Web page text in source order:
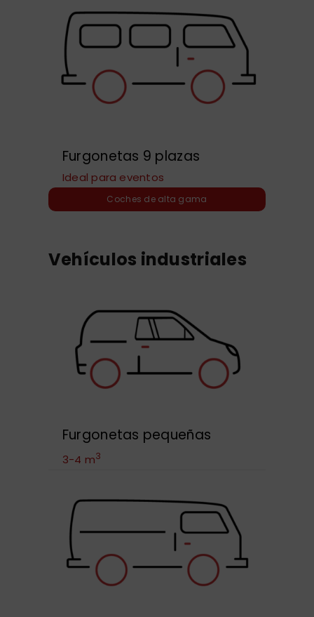
Furgonetas 9 plazas
Ideal para eventos
Coches de alta gama
Vehículos industriales
Furgonetas pequeñas
3-4 m3